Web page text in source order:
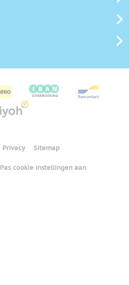
Privacy Sitemap
Pas cookie instellingen aan